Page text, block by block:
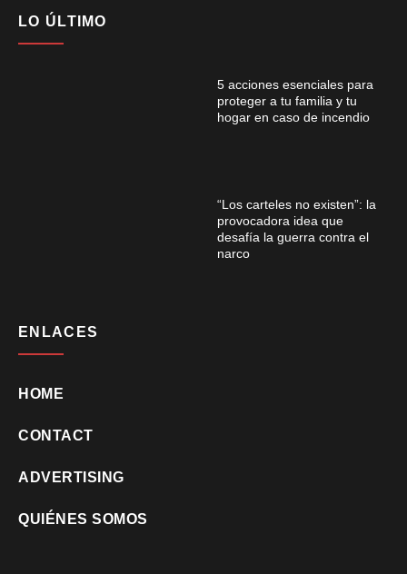
LO ÚLTIMO
5 acciones esenciales para
proteger a tu familia y tu
hogar en caso de incendio
“Los carteles no existen”: la
provocadora idea que
desafía la guerra contra el
narco
ENLACES
HOME
CONTACT
ADVERTISING
QUIÉNES SOMOS